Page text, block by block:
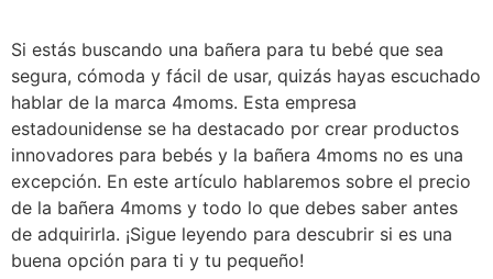
Si estás buscando una bañera para tu bebé que sea
segura, cómoda y fácil de usar, quizás hayas escuchado
hablar de la marca 4moms. Esta empresa
estadounidense se ha destacado por crear productos
innovadores para bebés y la bañera 4moms no es una
excepción. En este artículo hablaremos sobre el precio
de la bañera 4moms y todo lo que debes saber antes
de adquirirla. ¡Sigue leyendo para descubrir si es una
buena opción para ti y tu pequeño!